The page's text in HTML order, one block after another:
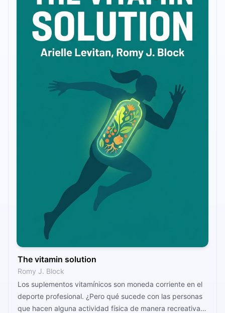
The vitamin solution
Romy J. Block
Los suplementos vitamínicos son moneda corriente en el
deporte profesional. ¿Pero qué sucede con las personas
que hacen alguna actividad física de manera recreativa?